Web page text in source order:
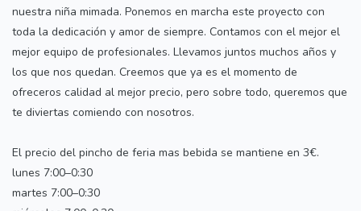
nuestra niña mimada. Ponemos en marcha este proyecto con
toda la dedicación y amor de siempre. Contamos con el mejor el
mejor equipo de profesionales. Llevamos juntos muchos años y
los que nos quedan. Creemos que ya es el momento de
ofreceros calidad al mejor precio, pero sobre todo, queremos que
te diviertas comiendo con nosotros.
El precio del pincho de feria mas bebida se mantiene en 3€.
lunes 7:00–0:30
martes 7:00–0:30